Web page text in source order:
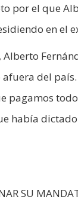
por el que
en el
Alberto
del país.
pagamos
había dictado
SU